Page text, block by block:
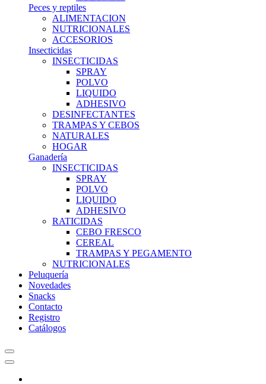
Peces y reptiles
ALIMENTACION
NUTRICIONALES
ACCESORIOS
Insecticidas
INSECTICIDAS
SPRAY
POLVO
LIQUIDO
ADHESIVO
DESINFECTANTES
TRAMPAS Y CEBOS
NATURALES
HOGAR
Ganadería
INSECTICIDAS
SPRAY
POLVO
LIQUIDO
ADHESIVO
RATICIDAS
CEBO FRESCO
CEREAL
TRAMPAS Y PEGAMENTO
NUTRICIONALES
Peluquería
Novedades
Snacks
Contacto
Registro
Catálogos